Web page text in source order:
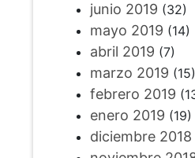
junio 2019 (32)
mayo 2019 (14)
abril 2019 (7)
marzo 2019 (15)
febrero 2019
enero 2019 (19)
diciembre 2018